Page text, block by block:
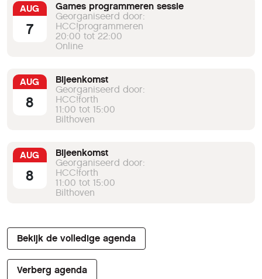
AUG
7
Games programmeren sessie
Georganiseerd door:
HCC!programmeren
20:00 tot 22:00
Online
AUG
8
Bijeenkomst
Georganiseerd door:
HCC!forth
11:00 tot 15:00
Bilthoven
AUG
8
Bijeenkomst
Georganiseerd door:
HCC!forth
11:00 tot 15:00
Bilthoven
Bekijk de volledige agenda
Verberg agenda